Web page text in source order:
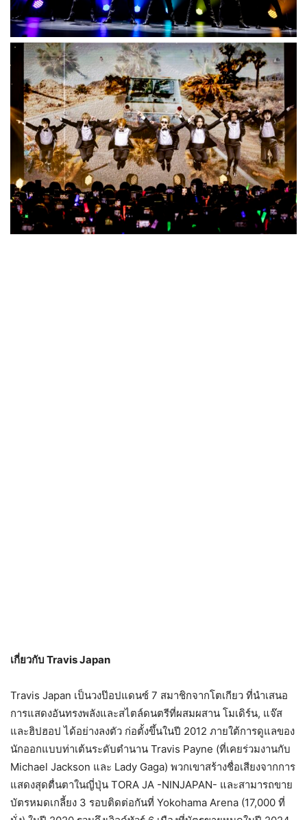
เกี่ยวกับ Travis Japan
Travis Japan เป็นวงป๊อปแดนซ์ 7 สมาชิกจากโตเกียว ที่นำเสนอ
การแสดงอันทรงพลังและสไตล์ดนตรีที่ผสมผสาน โมเดิร์น, แจ๊ส
และฮิปฮอป ได้อย่างลงตัว ก่อตั้งขึ้นในปี 2012 ภายใต้การดูแลของ
นักออกแบบท่าเต้นระดับตำนาน Travis Payne (ที่เคยร่วมงานกับ
Michael Jackson และ Lady Gaga) พวกเขาสร้างชื่อเสียงจากการ
แสดงสุดตื่นตาในญี่ปุ่น TORA JA -NINJAPAN- และสามารถขาย
บัตรหมดเกลี้ยง 3 รอบติดต่อกันที่ Yokohama Arena (17,000 ที่